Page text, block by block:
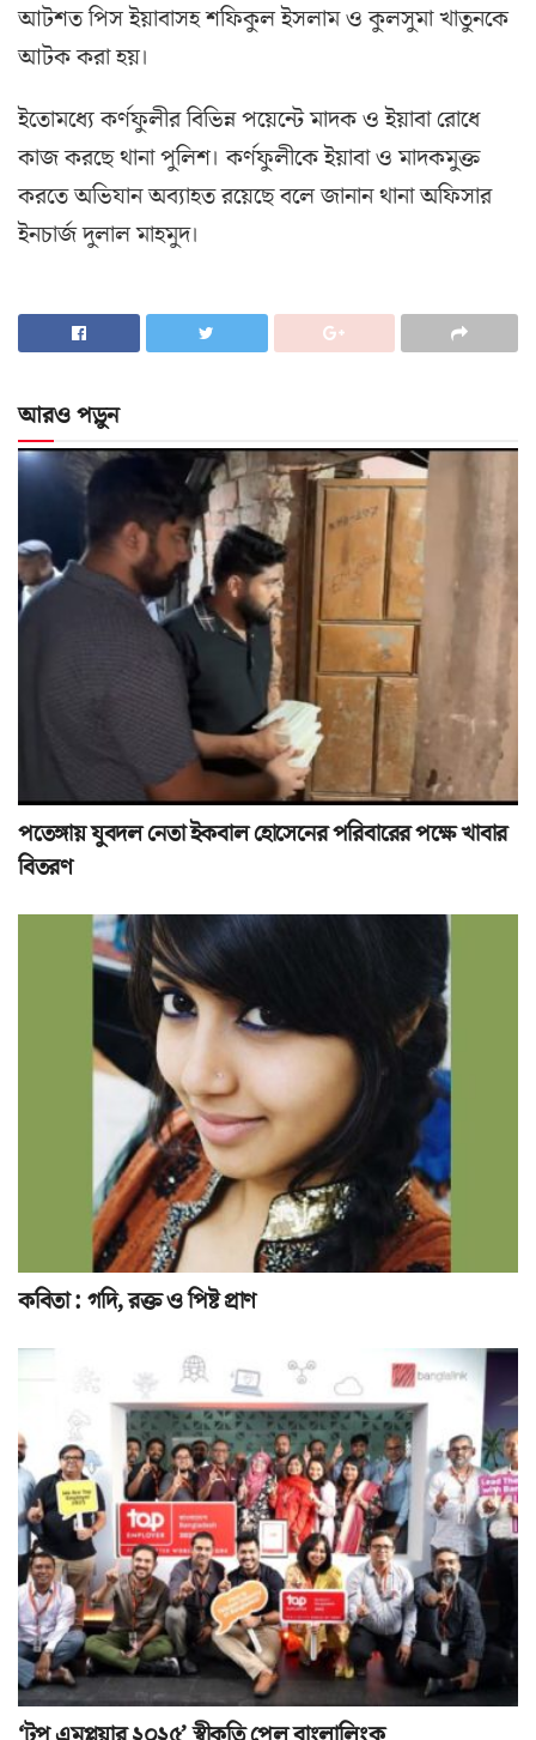
আটশত পিস ইয়াবাসহ শফিকুল ইসলাম ও কুলসুমা খাতুনকে
আটক করা হয়।
ইতোমধ্যে কর্ণফুলীর বিভিন্ন পয়েন্টে মাদক ও ইয়াবা রোধে
কাজ করছে থানা পুলিশ। কর্ণফুলীকে ইয়াবা ও মাদকমুক্ত
করতে অভিযান অব্যাহত রয়েছে বলে জানান থানা অফিসার
ইনচার্জ দুলাল মাহমুদ।
আরও পড়ুন
পতেঙ্গায় যুবদল নেতা ইকবাল হোসেনের পরিবারের পক্ষে খাবার
বিতরণ
কবিতা : গদি, রক্ত ও পিষ্ট প্রাণ